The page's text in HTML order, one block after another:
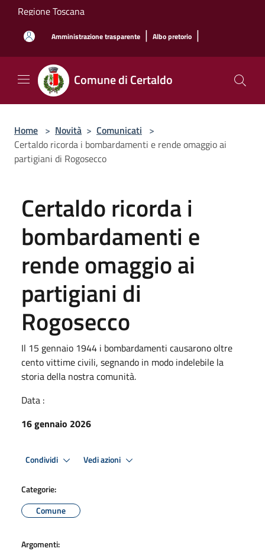
Salta al contenuto principale
Regione Toscana
Amministrazione trasparente | Albo pretorio |
Comune di Certaldo
Home > Novità > Comunicati >
Certaldo ricorda i bombardamenti e rende omaggio ai
partigiani di Rogosecco
Certaldo ricorda i
bombardamenti e
rende omaggio ai
partigiani di
Rogosecco
Il 15 gennaio 1944 i bombardamenti causarono oltre
cento vittime civili, segnando in modo indelebile la
storia della nostra comunità.
Data :
16 gennaio 2026
Condividi Vedi azioni
Categorie:
Comune
Argomenti: